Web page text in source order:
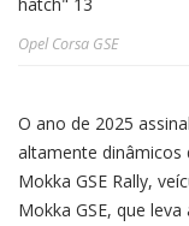
Opel Corsa GSE
O ano de 2025
altamente dinâmicos
Mokka GSE Rally,
Mokka GSE, que